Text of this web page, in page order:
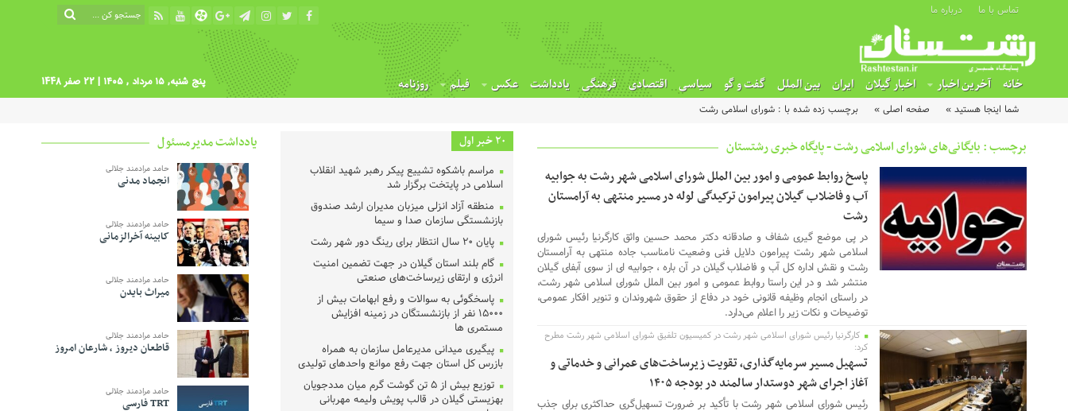
تماس با ما درباره ما
خانه آخرین اخبار اخبار گیلان ایران بین الملل گفت و گو سیاسی اقتصادی فرهنگی یادداشت عکس فیلم روزنامه پنج شنبه, ۱۵ مرداد , ۱۴۰۵ | 22 صفر 1448
شما اینجا هستید » صفحه اصلی » برچسب زده شده با : شورای اسلامی رشت
برچسب : بایگانی‌های شورای اسلامی رشت - پایگاه خبری رشتستان
18 فوریه 2026
پاسخ روابط عمومی و امور بین الملل شورای اسلامی شهر رشت به جوابیه
آب و فاضلاب گیلان پیرامون ترکیدگی لوله در مسیر منتهی به آرامستان
رشت
در پی موضع گیری شفاف و صادقانه دکتر محمد حسین واثق کارگرنیا رئیس شورای
اسلامی شهر رشت پیرامون دلایل فنی وضعیت نامناسب جاده منتهی به آرامستان
رشت و نقش اداره کل آب و فاضلاب گیلان در آن باره ، جوابیه ای از سوی آبفای گیلان
منتشر شد و در این راستا روابط عمومی و امور بین الملل شورای اسلامی شهر رشت،
در راستای انجام وظیفه قانونی خود در دفاع از حقوق شهروندان و تنویر افکار عمومی،
توضیحات و نکات زیر را اعلام می‌دارد.
15 فوریه 2026
کارگرنیا رئیس شورای اسلامی شهر رشت در کمیسیون تلفیق شورای اسلامی شهر رشت مطرح
کرد:
تسهیل مسیر سرمایه‌گذاری، تقویت زیرساخت‌های عمرانی و خدماتی و
آغاز اجرای شهر دوستدار سالمند در بودجه ۱۴۰۵
رئیس شورای اسلامی شهر رشت با تأکید بر ضرورت تسهیل‌گری حداکثری برای جذب
20 خبر اول
مراسم باشکوه تشییع پیکر رهبر شهید انقلاب
اسلامی در پایتخت برگزار شد
منطقه آزاد انزلی میزبان مدیران ارشد صندوق
بازنشستگی سازمان صدا و سیما
پایان ۲۰ سال انتظار برای رینگ دور شهر رشت
گام بلند استان گیلان در جهت تضمین امنیت
انرژی و ارتقای زیرساخت‌های صنعتی
پاسخگوئی به سوالات و رفع ابهامات بیش از
۱۵۰۰۰ نفر از بازنشستگان در زمینه افزایش
مستمری ها
پیگیری میدانی مدیرعامل سازمان به همراه
بازرس کل استان جهت رفع موانع واحدهای تولیدی
توزیع بیش از ۵ تن گوشت گرم میان مددجویان
بهزیستی گیلان در قالب پویش ولیمه مهربانی
یادداشت مدیرمسئول
حامد مرادمند جلالی
انجماد مدنی
حامد مرادمند جلالی
کابینه آخرالزمانی
حامد مرادمند جلالی
میراث بایدن
حامد مرادمند جلالی
قاطعان دیروز ، شارعان امروز
حامد مرادمند جلالی
TRT فارسی